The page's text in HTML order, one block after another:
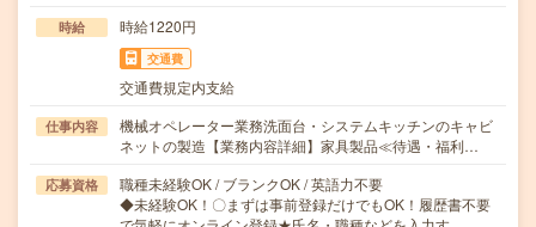
時給 時給1220円
交通費
交通費規定内支給
仕事内容
機械オペレーター業務洗面台・システムキッチンのキャビ
ネットの製造【業務内容詳細】家具製品≪待遇・福利…
応募資格
職種未経験OK / ブランクOK / 英語力不要
◆未経験OK！〇まずは事前登録だけでもOK！履歴書不要